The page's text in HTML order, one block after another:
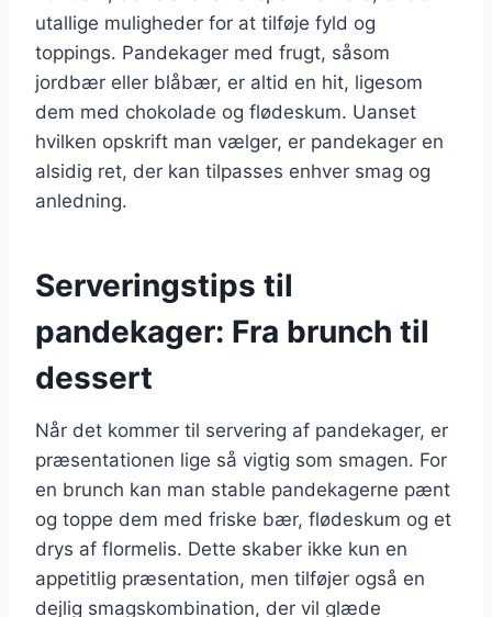
utallige muligheder for at tilføje fyld og
toppings. Pandekager med frugt, såsom
jordbær eller blåbær, er altid en hit, ligesom
dem med chokolade og flødeskum. Uanset
hvilken opskrift man vælger, er pandekager en
alsidig ret, der kan tilpasses enhver smag og
anledning.
Serveringstips til
pandekager: Fra brunch til
dessert
Når det kommer til servering af pandekager, er
præsentationen lige så vigtig som smagen. For
en brunch kan man stable pandekagerne pænt
og toppe dem med friske bær, flødeskum og et
drys af flormelis. Dette skaber ikke kun en
appetitlig præsentation, men tilføjer også en
dejlig smagskombination, der vil glæde